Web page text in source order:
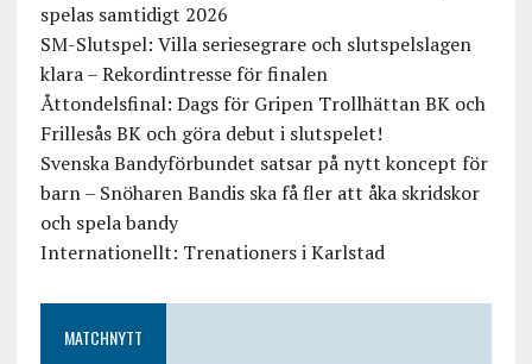
spelas samtidigt 2026
SM-Slutspel: Villa seriesegrare och slutspelslagen
klara – Rekordintresse för finalen
Åttondelsfinal: Dags för Gripen Trollhättan BK och
Frillesås BK och göra debut i slutspelet!
Svenska Bandyförbundet satsar på nytt koncept för
barn – Snöharen Bandis ska få fler att åka skridskor
och spela bandy
Internationellt: Trenationers i Karlstad
MATCHNYTT